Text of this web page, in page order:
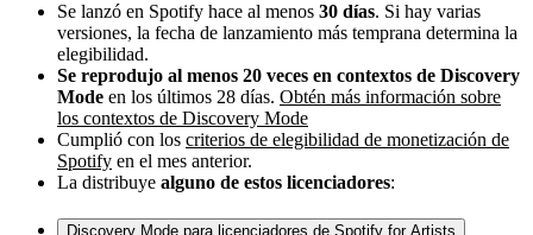
Se lanzó en Spotify hace al menos 30 días. Si hay varias
versiones, la fecha de lanzamiento más temprana determina la
elegibilidad.
Se reprodujo al menos 20 veces en contextos de Discovery
Mode en los últimos 28 días. Obtén más información sobre
los contextos de Discovery Mode
Cumplió con los criterios de elegibilidad de monetización de
Spotify en el mes anterior.
La distribuye alguno de estos licenciadores:
Discovery Mode para licenciadores de Spotify for Artists